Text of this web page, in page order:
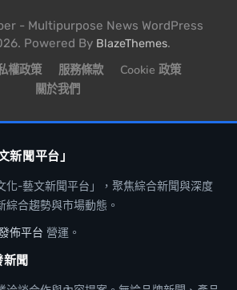
- Multipurpose News WordPress
Powered By BlazeThemes.
權政策 服務條款
Cookie 政策
關於我們
新聞平台」
化-藝文新聞平台」，聚焦綜合新聞與深度
合趨勢與市場動態。
佈平台 營運。
聞